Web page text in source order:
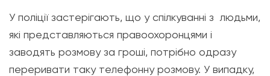
У поліції застерігають, що у спілкуванні з людьми,
які представляються правоохоронцями і
заводять розмову за гроші, потрібно одразу
переривати таку телефонну розмову. У випадку,